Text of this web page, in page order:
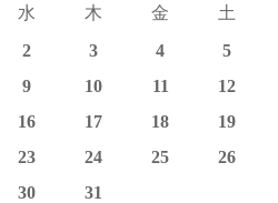
水 木 金
土
2 3 4
5
9 10 11
12
16 17 18
19
23 24 25
26
30 31